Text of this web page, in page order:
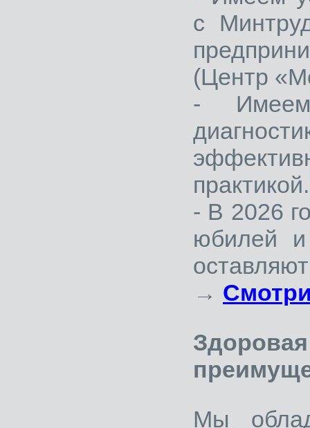
с
(Центр
- Имеем
практикой.
- В 2026
юбилей и
→
Мы